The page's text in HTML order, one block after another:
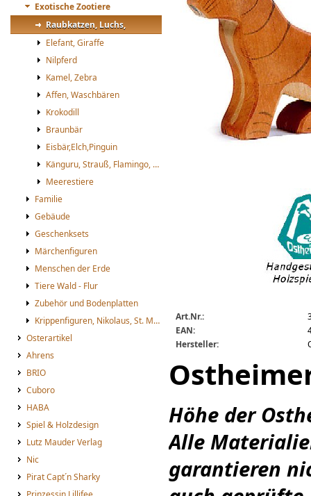
Exotische Zootiere
Raubkatzen, Luchs,
Elefant, Giraffe
Nilpferd
Kamel, Zebra
Affen, Waschbären
Krokodill
Braunbär
Eisbär,Elch,Pinguin
Känguru, Strauß, Flamingo, Papagei
Meerestiere
Familie
Gebäude
Geschenksets
Märchenfiguren
Menschen der Erde
Tiere Wald - Flur
Zubehör und Bodenplatten
Krippenfiguren, Nikolaus, St. Martin
Osterartikel
Ahrens
BRIO
Cuboro
HABA
Spiel & Holzdesign
Lutz Mauder Verlag
Nic
Pirat Capt´n Sharky
Art.Nr.:
EAN:
Hersteller:
Höhe der
Alle
garantieren